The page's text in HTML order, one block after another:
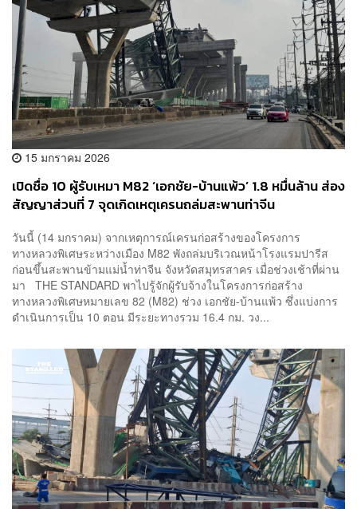
15 มกราคม 2026
เปิดชื่อ 10 ผู้รับเหมา M82 ‘เอกชัย-บ้านแพ้ว’ 1.8 หมื่นล้าน ส่อง
สัญญาส่วนที่ 7 จุดเกิดเหตุเครนถล่มสะพานท่าจีน
วันนี้ (14 มกราคม) จากเหตุการณ์เครนก่อสร้างของโครงการ
ทางหลวงพิเศษระหว่างเมือง M82 พังถล่มบริเวณหน้าโรงแรมปารีส
ก่อนขึ้นสะพานข้ามแม่น้ำท่าจีน จังหวัดสมุทรสาคร เมื่อช่วงเช้าที่ผ่าน
มา THE STANDARD พาไปรู้จักผู้รับจ้างในโครงการก่อสร้าง
ทางหลวงพิเศษหมายเลข 82 (M82) ช่วง เอกชัย-บ้านแพ้ว ซึ่งแบ่งการ
ดำเนินการเป็น 10 ตอน มีระยะทางรวม 16.4 กม. วง...